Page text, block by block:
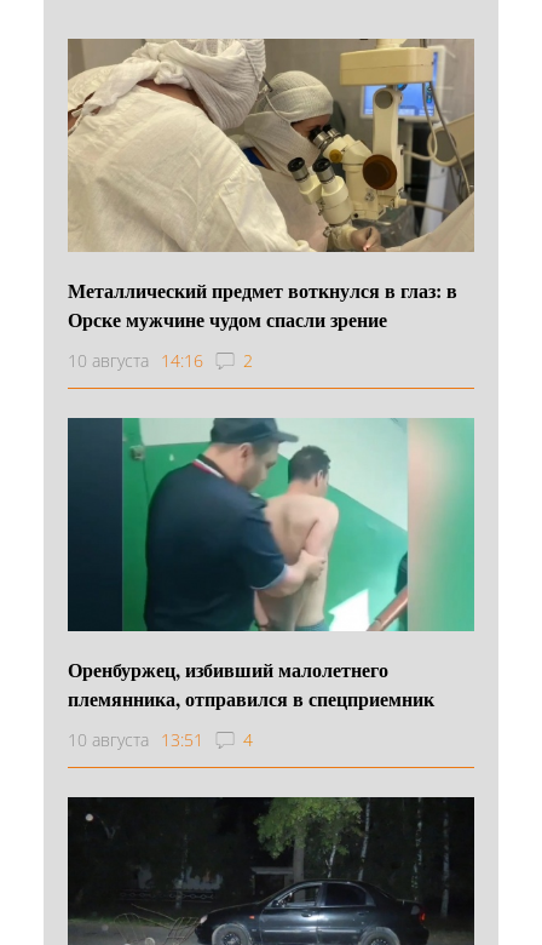
Металлический предмет воткнулся в глаз: в
Орске мужчине чудом спасли зрение
10 августа 14:16 2
Оренбуржец, избивший малолетнего
племянника, отправился в спецприемник
10 августа 13:51 4